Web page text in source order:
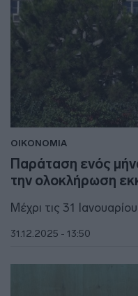
ΟΙΚΟΝΟΜΙΑ
Παράταση ενός
την ολοκλήρωση
Μέχρι τις 31
31.12.2025 - 13:50